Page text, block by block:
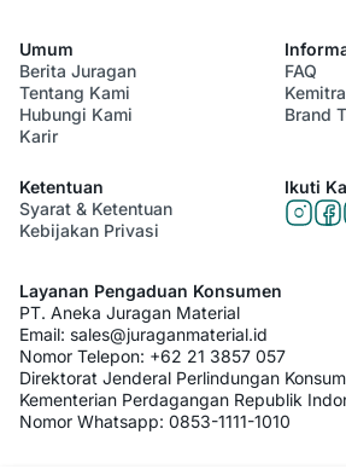
Umum
Berita Juragan
Tentang Kami
Hubungi Kami
Karir
FAQ
Brand
Ketentuan
Syarat & Ketentuan
Kebijakan Privasi
Ikuti
Layanan Pengaduan Konsumen
PT. Aneka Juragan Material
Email: sales@juraganmaterial.id
Nomor Telepon: +62 21 3857 057
Direktorat Jenderal Perlindungan
Kementerian Perdagangan Republik
Nomor Whatsapp: 0853-1111-1010